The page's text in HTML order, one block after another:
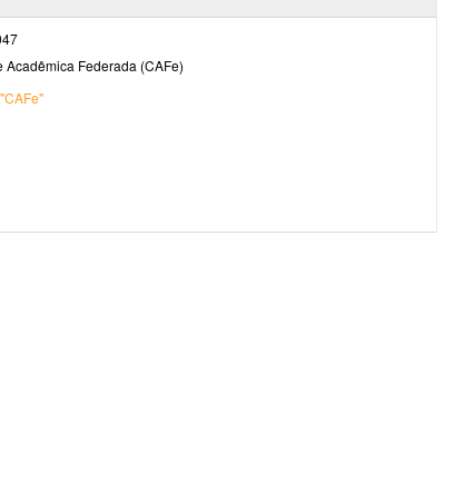
Acadêmica Federada (CAFe)
"CAFe"